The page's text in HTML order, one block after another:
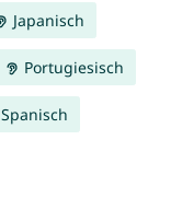
Japanisch
Portugiesisch
Spanisch